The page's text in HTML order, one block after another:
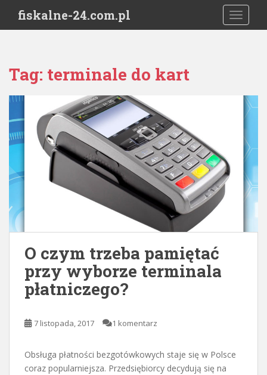
i
fiskalne-24.com.pl
Tag: terminale do kart
O czym trzeba pamiętać
przy wyborze terminala
płatniczego?
7 listopada, 2017 1 komentarz
Obsługa płatności bezgotówkowych staje się w Polsce
coraz popularniejsza. Przedsiębiorcy decydują się na